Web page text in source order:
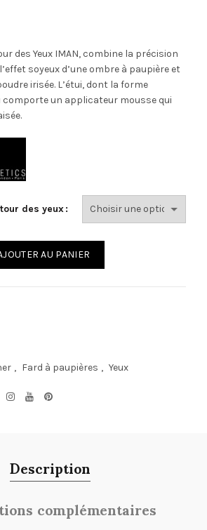
des Yeux IMAN, combine la précision
soyeux d’une ombre à paupière et
irisée. L’étui, dont la forme
comporte un applicateur mousse qui
des yeux
AU PANIER
, Fard à paupières , Yeux
Description
complémentaires